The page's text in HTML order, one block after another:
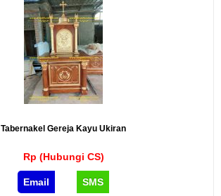
Tabernakel Gereja Kayu Ukiran
Rp (Hubungi CS)
Email SMS